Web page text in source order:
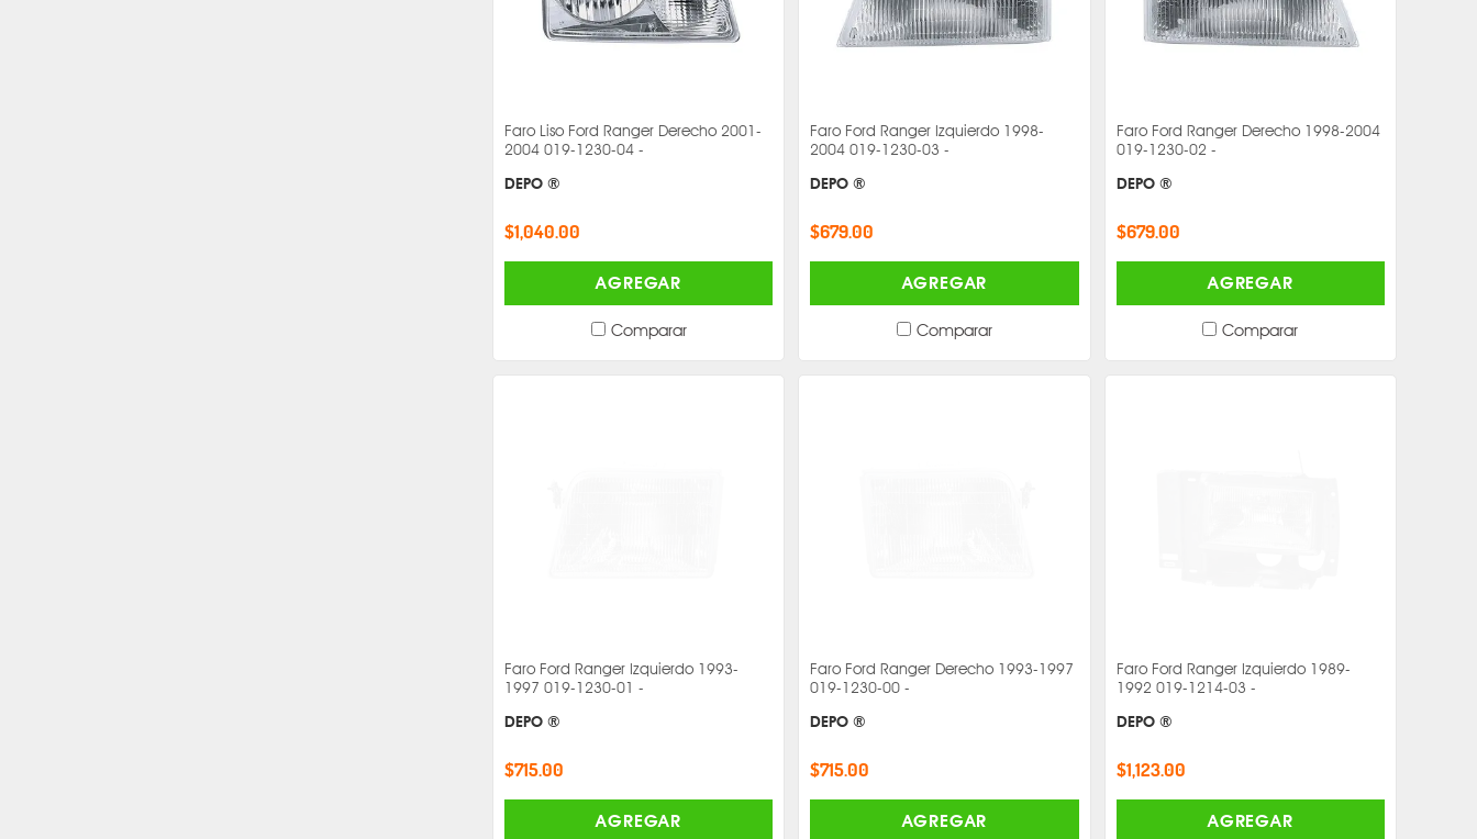
Faro Liso Ford Ranger Derecho 2001-
2004 019-1230-04 -
DEPO ®
$1,040.00
AGREGAR
Comparar
Faro Ford Ranger Izquierdo 1998-
2004 019-1230-03 -
DEPO ®
$679.00
AGREGAR
Comparar
Faro Ford Ranger Derecho 1998-2004
019-1230-02 -
DEPO ®
$679.00
AGREGAR
Comparar
Faro Ford Ranger Izquierdo 1993-
1997 019-1230-01 -
DEPO ®
$715.00
AGREGAR
Faro Ford Ranger Derecho 1993-1997
019-1230-00 -
DEPO ®
$715.00
AGREGAR
Faro Ford Ranger Izquierdo 1989-
1992 019-1214-03 -
DEPO ®
$1,123.00
AGREGAR